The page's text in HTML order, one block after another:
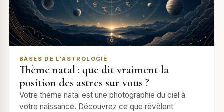
BASES DE L'ASTROLOGIE
Thème natal : que dit vraiment la
position des astres sur vous ?
Votre thème natal est une photographie du ciel à
votre naissance. Découvrez ce que révèlent